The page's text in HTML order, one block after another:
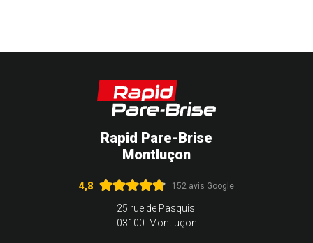
Rapid Pare-Brise
Montluçon
4,8 152 avis Google
25 rue de Pasquis
03100 Montluçon